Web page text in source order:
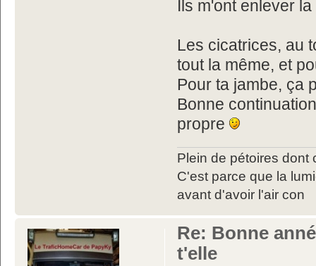
Ils m'ont enlever
Les cicatrices, au
tout la même, et
Pour ta jambe, ça
Bonne
propre
Plein de pétoires dont
C'est parce que la
avant d'avoir l'air con
Re: Bonne
t'elle